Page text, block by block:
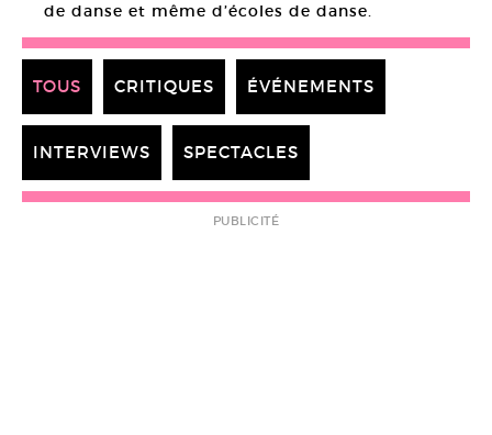
de danse et même d’écoles de danse.
TOUS CRITIQUES ÉVÉNEMENTS
INTERVIEWS SPECTACLES
PUBLICITÉ